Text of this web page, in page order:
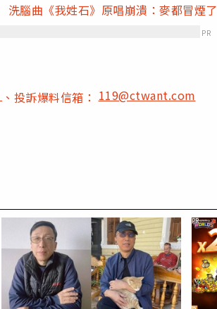
腦曲《我姓石》原唱崩潰：麥都冒煙了
PR
、投訴爆料信箱：119@ctwant.com
PR